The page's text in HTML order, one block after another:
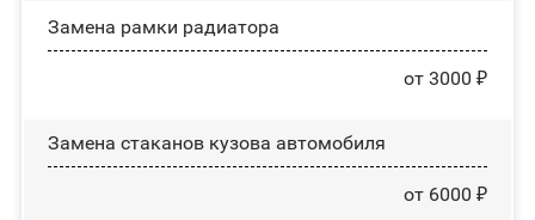
Замена рамки радиатора
от 3000 ₽
Замена стаканов кузова автомобиля
от 6000 ₽